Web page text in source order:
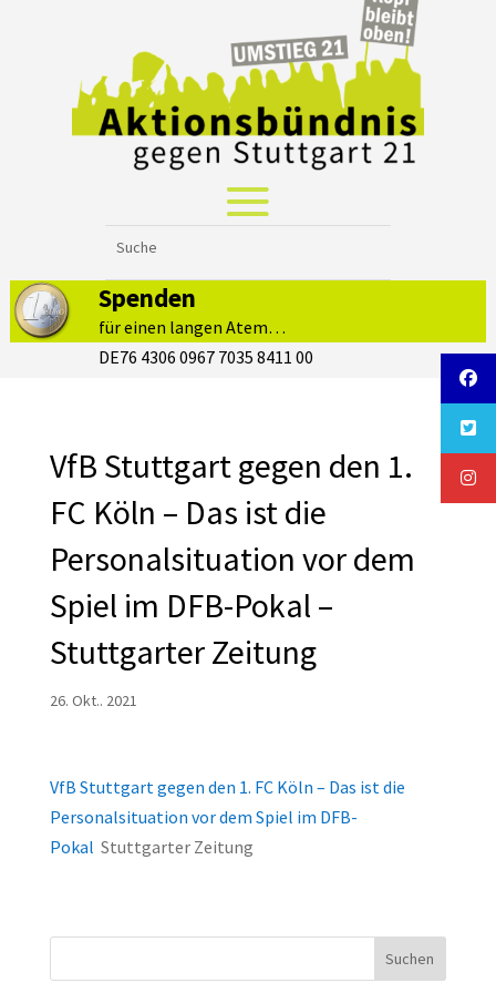
Spenden
für einen langen Atem…
DE76 4306 0967 7035 8411 00
VfB Stuttgart gegen den 1.
FC Köln – Das ist die
Personalsituation vor dem
Spiel im DFB-Pokal –
Stuttgarter Zeitung
26. Okt.. 2021
VfB Stuttgart gegen den 1. FC Köln – Das ist die
Personalsituation vor dem Spiel im DFB-
Pokal Stuttgarter Zeitung
Suchen